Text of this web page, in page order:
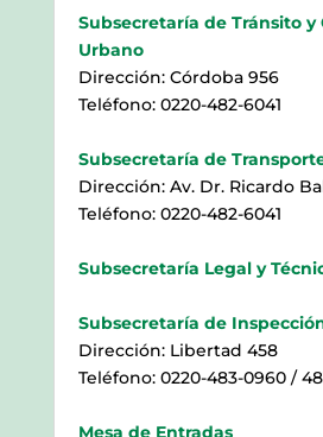
Subsecretaría de Tránsito
Urbano
Dirección: Córdoba 956
Teléfono: 0220-482-6041
Subsecretaría de
Dirección: Av. Dr. Ricardo
Teléfono: 0220-482-6041
Subsecretaría Legal y
Subsecretaría de
Dirección: Libertad 458
Teléfono: 0220-483-0960 /